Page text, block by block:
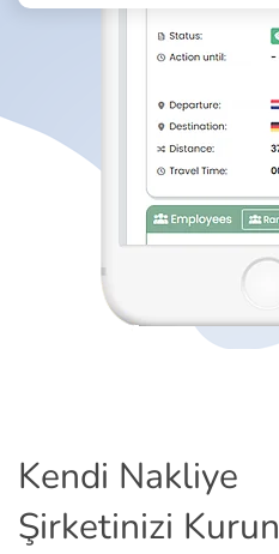
Kendi Nakliye
Şirketinizi Kurun